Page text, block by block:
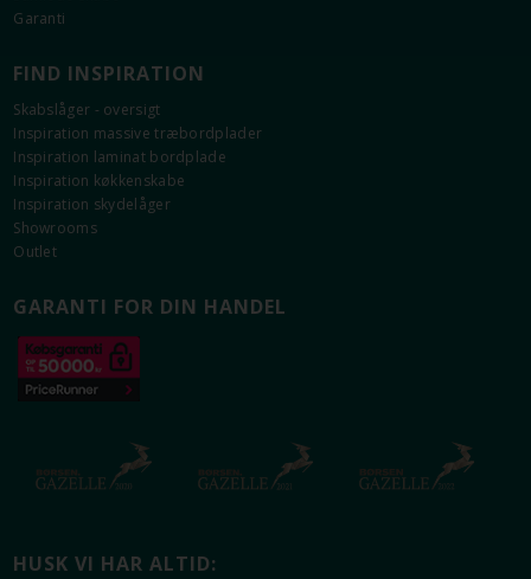
Information om Plano Hvid
Fronter i 16 mm tyk plade med slagfast
melaminbelægning.
Solid 0,8 mm ABS kant.
Klar glas i vitrinelåger.
Vejledende NCS-kode: S0603-G40Y*
* Den angivne NCS-kode er vejledende, baseret på
Garanti
FIND INSPIRATION
Skabslåger - oversigt
Inspiration massive træbordplader
Inspiration laminat bordplade
Inspiration køkkenskabe
Inspiration skydelåger
Showrooms
Outlet
GARANTI FOR DIN HANDEL
HUSK VI HAR ALTID: